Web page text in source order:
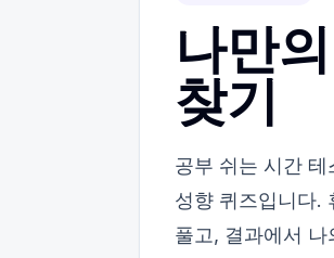
나만
찾기
공부 쉬는 시간
성향 퀴즈입니다.
풀고, 결과에서 나